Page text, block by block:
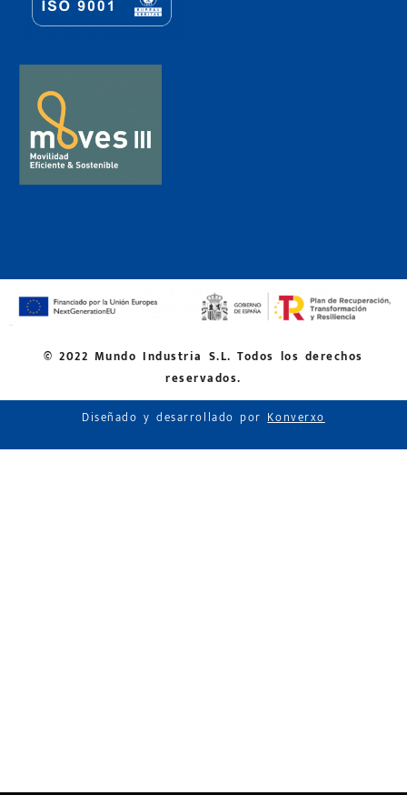
© 2022 Mundo Industria S.L. Todos los derechos
reservados.
Diseñado y desarrollado porKonverxo